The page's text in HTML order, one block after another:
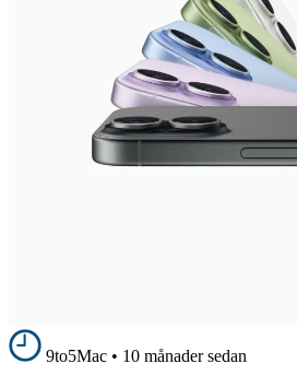
9to5Mac • 10 månader sedan